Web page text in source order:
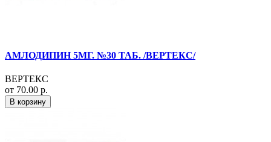
АМЛОДИПИН 5МГ. №30 ТАБ. /ВЕРТЕКС/
ВЕРТЕКС
от 70.00 р.
В корзину